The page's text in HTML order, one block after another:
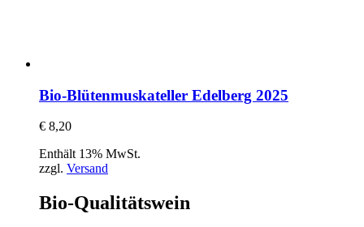
Bio-Blütenmuskateller Edelberg 2025
€ 8,20
Enthält 13% MwSt.
zzgl. Versand
Bio-Qualitätswein